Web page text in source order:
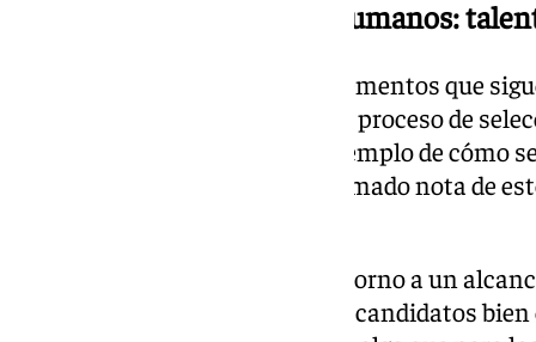
Impacto en los Recursos Humanos:
Operación Triunfo introdujo elementos que
talento en el entorno laboral. El proceso de
los concursantes es un claro ejemplo de cómo
muchas organizaciones han tomado nota de
Creó una reserva de talento en torno a un
pudiendo acceder a una lista de candidatos